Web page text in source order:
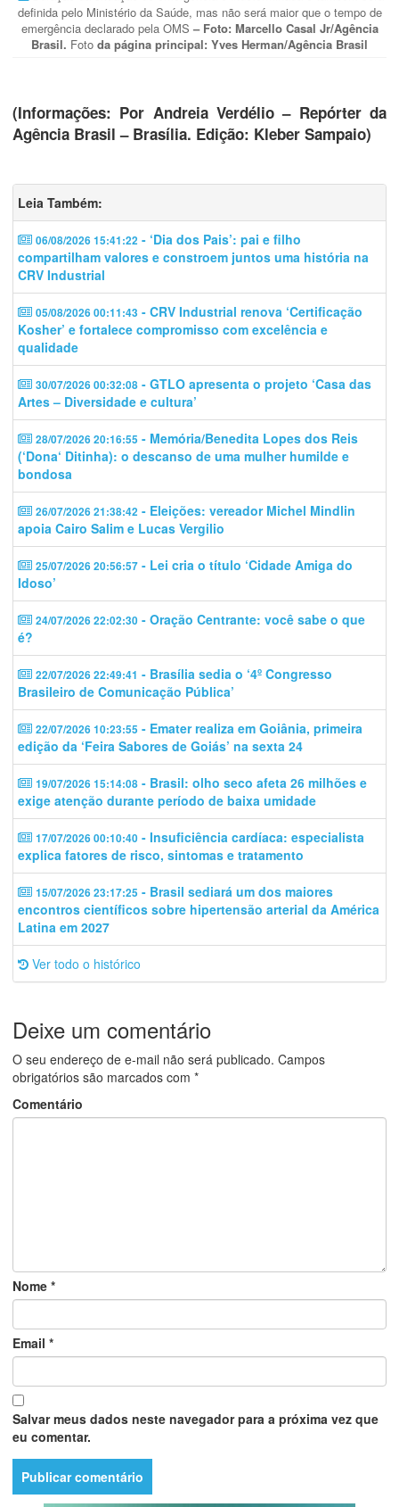
definida pelo Ministério da Saúde, mas não será maior que o tempo de
emergência declarado pela OMS – Foto: Marcello Casal Jr/Agência
Brasil. Foto da página principal: Yves Herman/Agência Brasil
(Informações: Por Andreia Verdélio – Repórter da
Agência Brasil – Brasília. Edição: Kleber Sampaio)
Leia Também:
06/08/2026 15:41:22 - ‘Dia dos Pais’: pai e filho
compartilham valores e constroem juntos uma história na
CRV Industrial
05/08/2026 00:11:43 - CRV Industrial renova ‘Certificação
Kosher’ e fortalece compromisso com excelência e
qualidade
30/07/2026 00:32:08 - GTLO apresenta o projeto ‘Casa das
Artes – Diversidade e cultura’
28/07/2026 20:16:55 - Memória/Benedita Lopes dos Reis
(‘Dona‘ Ditinha): o descanso de uma mulher humilde e
bondosa
26/07/2026 21:38:42 - Eleições: vereador Michel Mindlin
apoia Cairo Salim e Lucas Vergilio
25/07/2026 20:56:57 - Lei cria o título ‘Cidade Amiga do
Idoso’
24/07/2026 22:02:30 - Oração Centrante: você sabe o que
é?
22/07/2026 22:49:41 - Brasília sedia o ‘4º Congresso
Brasileiro de Comunicação Pública’
22/07/2026 10:23:55 - Emater realiza em Goiânia, primeira
edição da ‘Feira Sabores de Goiás’ na sexta 24
19/07/2026 15:14:08 - Brasil: olho seco afeta 26 milhões e
exige atenção durante período de baixa umidade
17/07/2026 00:10:40 - Insuficiência cardíaca: especialista
explica fatores de risco, sintomas e tratamento
15/07/2026 23:17:25 - Brasil sediará um dos maiores
encontros científicos sobre hipertensão arterial da América
Latina em 2027
Ver todo o histórico
Deixe um comentário
O seu endereço de e-mail não será publicado. Campos
obrigatórios são marcados com *
Comentário
Nome *
Email *
Salvar meus dados neste navegador para a próxima vez que
eu comentar.